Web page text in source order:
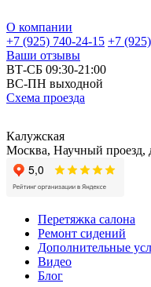
О компании
+7 (925) 740-24-15 +7
Ваши отзывы
ВТ-СБ 09:30-21:00
ВС-ПН выходной
Схема проезда
Калужская
Москва, Научный проезд,
Перетяжка салона
Ремонт сидений
Дополнительные
Видео
Блог